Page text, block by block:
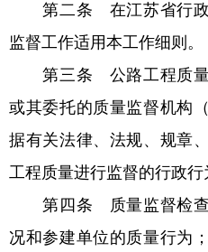
第二条 在江苏省行政
监督工作适用本工作细则。
第三条 公路工程质量
或其委托的质量监督机构
据有关法律、法规、规章
工程质量进行监督的行政行
第四条 质量监督检查
况和参建单位的质量行为